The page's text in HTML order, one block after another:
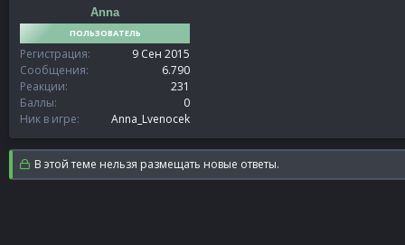
Anna
ПОЛЬЗОВАТЕЛЬ
Регистрация
9 Сен 2015
Сообщения
6.790
Реакции
231
Баллы
0
Ник в игре
Anna_Lvenocek
В этой теме нельзя размещать новые ответы.